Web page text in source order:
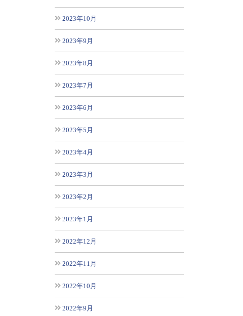
2023年10月
2023年9月
2023年8月
2023年7月
2023年6月
2023年5月
2023年4月
2023年3月
2023年2月
2023年1月
2022年12月
2022年11月
2022年10月
2022年9月